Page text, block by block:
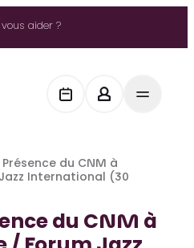
aider ?
Présence du CNM à
International (30
du CNM à